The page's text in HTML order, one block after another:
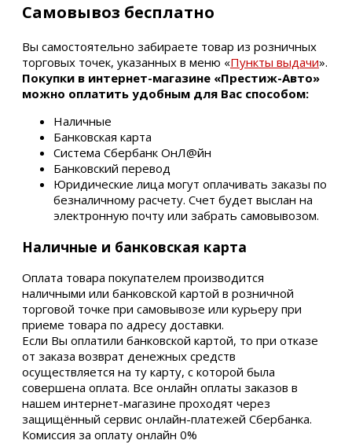
Самовывоз бесплатно
Вы самостоятельно забираете товар из розничных
торговых точек, указанных в меню «Пункты выдачи».
Покупки в интернет-магазине «Престиж-Авто»
можно оплатить удобным для Вас способом:
Наличные
Банковская карта
Система Сбербанк ОнЛ@йн
Банковский перевод
Юридические лица могут оплачивать заказы по
безналичному расчету. Счет будет выслан на
электронную почту или забрать самовывозом.
Наличные и банковская карта
Оплата товара покупателем производится
наличными или банковской картой в розничной
торговой точке при самовывозе или курьеру при
приеме товара по адресу доставки.
Если Вы оплатили банковской картой, то при отказе
от заказа возврат денежных средств
осуществляется на ту карту, с которой была
совершена оплата. Все онлайн оплаты заказов в
нашем интернет-магазине проходят через
защищённый сервис онлайн-платежей Сбербанка.
Комиссия за оплату онлайн 0%